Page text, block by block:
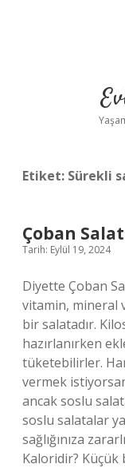
Etiket: Sürekli
Çoban
Tarih: Eylül 19, 2024
Diyette Çoban
vitamin, mineral
bir salatadır.
hazırlanırken
tüketebilirler.
vermek
ancak soslu
soslu salatalar
sağlığınıza
Kaloridir? Küçük